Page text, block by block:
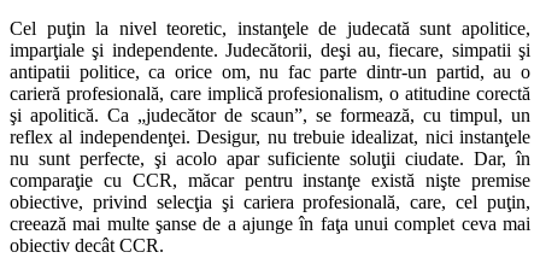
Cel puţin la nivel teoretic, instanţele de judecată sunt apolitice,
imparţiale şi independente. Judecătorii, deşi au, fiecare, simpatii şi
antipatii politice, ca orice om, nu fac parte dintr-un partid, au o
carieră profesională, care implică profesionalism, o atitudine corectă
şi apolitică. Ca „judecător de scaun”, se formează, cu timpul, un
reflex al independenţei. Desigur, nu trebuie idealizat, nici instanţele
nu sunt perfecte, şi acolo apar suficiente soluţii ciudate. Dar, în
comparaţie cu CCR, măcar pentru instanţe există nişte premise
obiective, privind selecţia şi cariera profesională, care, cel puţin,
creează mai multe şanse de a ajunge în faţa unui complet ceva mai
obiectiv decât CCR.